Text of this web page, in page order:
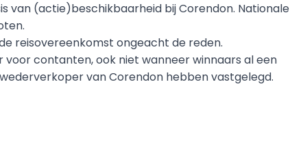
van (actie)beschikbaarheid bij Corendon. Nationale
reisovereenkomst ongeacht de reden.
contanten, ook niet wanneer winnaars al een
van Corendon hebben vastgelegd.